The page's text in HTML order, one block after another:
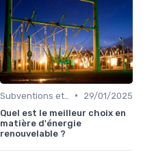
•
29/01/2025
Quel est le meilleur choix en
matière d'énergie
renouvelable ?